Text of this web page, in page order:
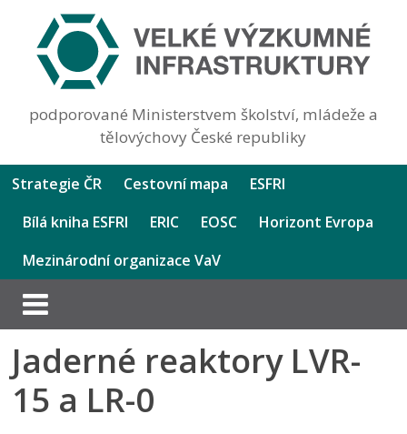
podporované Ministerstvem školství, mládeže a
tělovýchovy České republiky
Strategie ČR Cestovní mapa
ESFRI
Bílá kniha ESFRI
ERIC EOSC
Horizont Evropa
Mezinárodní organizace VaV
Jaderné reaktory LVR-
15 a LR-0